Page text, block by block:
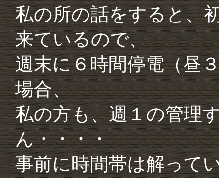
私の所の話をすると、
来ているので、
週末に６時間停電（昼
場合、
私の方も、週１の管理
ん・・・・
事前に時間帯は解って